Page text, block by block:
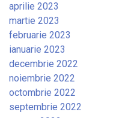
aprilie 2023
martie 2023
februarie 2023
ianuarie 2023
decembrie 2022
noiembrie 2022
octombrie 2022
septembrie 2022